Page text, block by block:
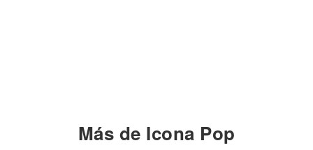
Más de Icona Pop